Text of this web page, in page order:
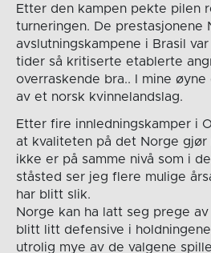
Etter den kampen pekte pilen
turneringen. De prestasjonene
avslutningskampene i Brasil
tider så kritiserte etablerte
overraskende bra.. I mine
av et norsk kvinnelandslag.
Etter fire innledningskamper i
at kvaliteten på det Norge gjør
ikke er på samme nivå som i
ståsted ser jeg flere mulige
har blitt slik.
Norge kan ha latt seg prege
blitt litt defensive i
utrolig mye av de valgene